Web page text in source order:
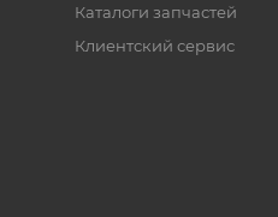
Каталоги запчастей
Клиентский сервис